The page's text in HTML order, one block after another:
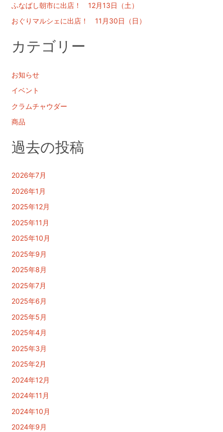
ふなばし朝市に出店！ 12月13日（土）
おぐりマルシェに出店！ 11月30日（日）
カテゴリー
お知らせ
イベント
クラムチャウダー
商品
過去の投稿
2026年7月
2026年1月
2025年12月
2025年11月
2025年10月
2025年9月
2025年8月
2025年7月
2025年6月
2025年5月
2025年4月
2025年3月
2025年2月
2024年12月
2024年11月
2024年10月
2024年9月